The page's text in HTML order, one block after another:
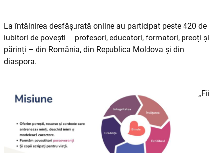
La întâlnirea desfășurată online au participat peste 420 de
iubitori de povești – profesori, educatori, formatori, preoți și
părinți – din România, din Republica Moldova și din
diaspora.
„Fii